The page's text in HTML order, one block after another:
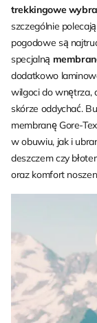
trekkingowe
szczególnie
pogodowe są
specjalną
dodatkowo
wilgoci do wnętrza,
skórze oddychać.
membranę Gore-
w obuwiu, jak i
deszczem czy
oraz komfort